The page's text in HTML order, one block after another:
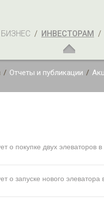
БИЗНЕС / ИНВЕСТОРАМ /
/ Отчеты и публикации /
о покупке двух элеваторов
о запуске нового элеватора